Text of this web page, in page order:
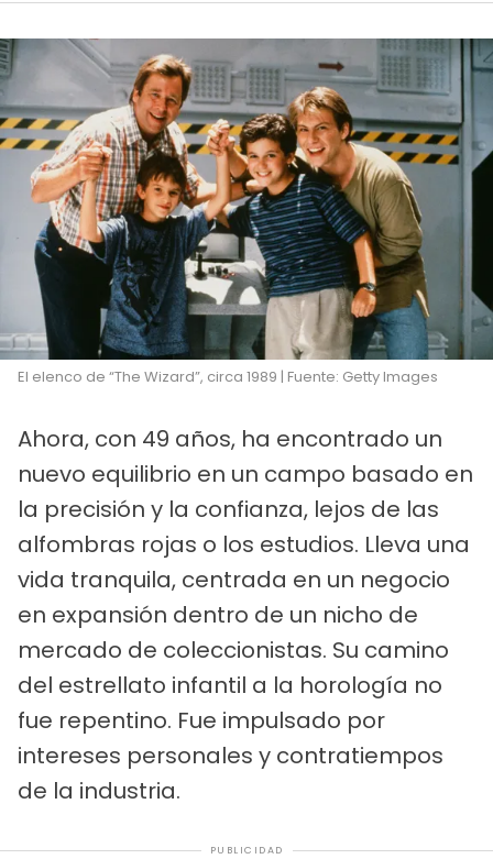
El elenco de “The Wizard”, circa 1989 | Fuente: Getty Images
Ahora, con 49 años, ha encontrado un
nuevo equilibrio en un campo basado en
la precisión y la confianza, lejos de las
alfombras rojas o los estudios. Lleva una
vida tranquila, centrada en un negocio
en expansión dentro de un nicho de
mercado de coleccionistas. Su camino
del estrellato infantil a la horología no
fue repentino. Fue impulsado por
intereses personales y contratiempos
de la industria.
PUBLICIDAD